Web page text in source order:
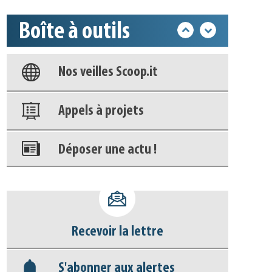
Boîte à outils
Base documentaire
Nos veilles Scoop.it
Appels à projets
Déposer une actu !
déconnecter)
Base documentaire
Recevoir la lettre
S'abonner aux alertes